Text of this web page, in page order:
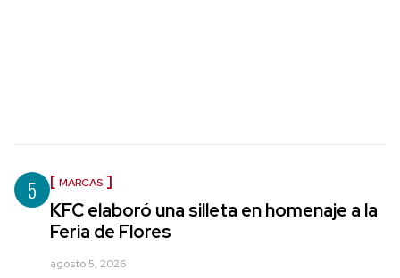
5 MARCAS
KFC elaboró una silleta en homenaje a la
Feria de Flores
agosto 5, 2026